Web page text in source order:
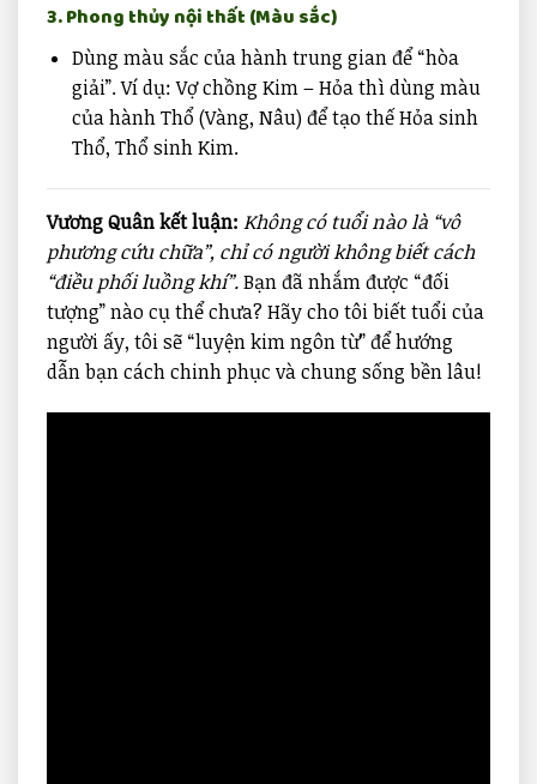
3. Phong thủy nội thất (Màu sắc)
Dùng màu sắc của hành trung gian để “hòa
giải”. Ví dụ: Vợ chồng Kim – Hỏa thì dùng màu
của hành Thổ (Vàng, Nâu) để tạo thế Hỏa sinh
Thổ, Thổ sinh Kim.
Vương Quân kết luận: Không có tuổi nào là “vô
phương cứu chữa”, chỉ có người không biết cách
“điều phối luồng khí”.Bạn đã nhắm được “đối
tượng” nào cụ thể chưa? Hãy cho tôi biết tuổi của
người ấy, tôi sẽ “luyện kim ngôn từ” để hướng
dẫn bạn cách chinh phục và chung sống bền lâu!